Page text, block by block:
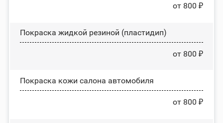
от 800 ₽
Покраска жидкой резиной (пластидип)
от 800 ₽
Покраска кожи салона автомобиля
от 800 ₽